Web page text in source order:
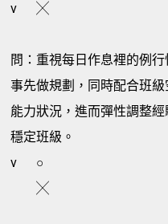
v
╳
問：重視每日作息裡的例
事先做規劃，同時配合班
能力狀況，進而彈性調整
穩定班級。
v
○
╳